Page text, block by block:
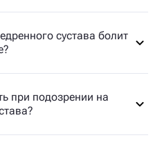
сустава болит
при подозрении на